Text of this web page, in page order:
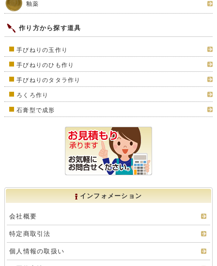
釉薬
作り方から探す道具
手びねりの玉作り
手びねりのひも作り
手びねりのタタラ作り
ろくろ作り
石膏型で成形
インフォメーション
会社概要
特定商取引法
個人情報の取扱い